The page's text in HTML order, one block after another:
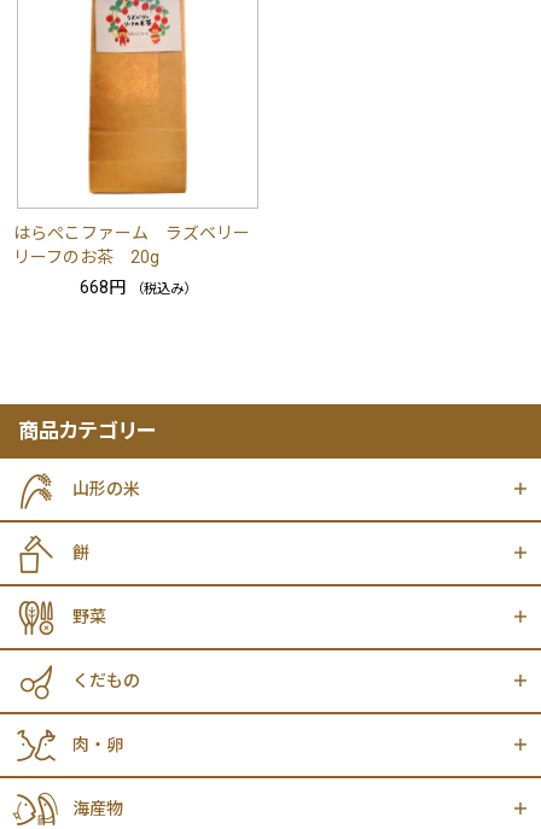
はらぺこファーム ラズベリー
リーフのお茶 20g
668円
（税込み）
商品カテゴリー
山形の米
餅
野菜
くだもの
肉・卵
海産物